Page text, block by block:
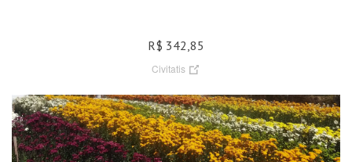
R$ 342,85
Civitatis